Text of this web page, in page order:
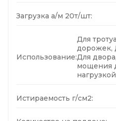
Загрузка а/м 20т/шт:
Использование:
Для
дорожек,
Для
мощения
нагрузкой
Истираемость г/см2: